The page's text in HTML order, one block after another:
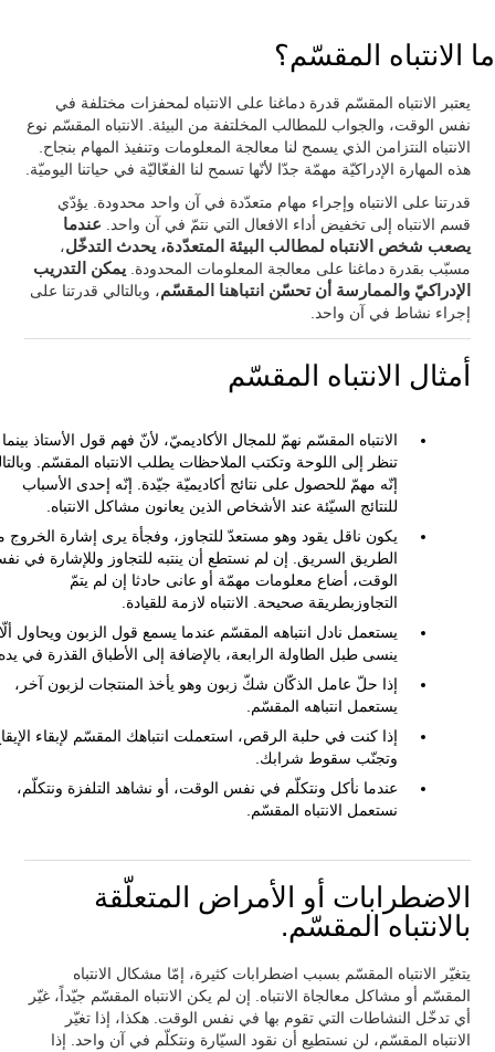
ما الانتباه المقسّم؟
يعتبر الانتباه المقسّم قدرة دماغنا على الانتباه لمحفزات مختلفة في
نفس الوقت، والجواب للمطالب المخلتفة من البيئة. الانتباه المقسّم نوع
الانتباه النتزامن الذي يسمح لنا معالجة المعلومات وتنفيذ المهام بنجاح.
هذه المهارة الإدراكيّة مهمّة جدّا لأنّها تسمح لنا الفعّاليّة في حياتنا اليوميّة.
قدرتنا على الانتباه وإجراء مهام متعدّدة في آن واحد محدودة. يؤدّي
قسم الانتباه إلى تخفيض أداء الافعال التي نتمّ في آن واحد. عندما
يصعب شخص الانتباه لمطالب البيئة المتعدّدة، يحدث التدخّل،
مسبّب بقدرة دماغنا على معالجة المعلومات المحدودة.يمكن التدريب
الإدراكيّ والممارسة أن تحسّن انتباهنا المقسّم، وبالتالي قدرتنا على
إجراء نشاط في آن واحد.
أمثال الانتباه المقسّم
الانتباه المقسّم نهمّ للمجال الأكاديميّ، لأنّ فهم قول الأستاذ بينما
تنظر إلى اللوحة وتكتب الملاحظات يطلب الانتباه المقسّم.
إنّه مهمّ للحصول على نتائج أكاديميّة جيّدة. إنّه إحدى الأسباب
للنتائج السيّئة عند الأشخاص الذين يعانون مشاكل الانتباه.
يكون ناقل يقود وهو مستعدّ للتجاوز، وفجأة يرى إشارة الخروج
الطريق السريق. إن لم نستطع أن ينتبه للتجاوز وللإشارة في
الوقت، أضاع معلومات مهمّة أو عانى حادثا إن لم يتمّ
التجاوزبطريقة صحيحة. الانتباه لازمة للقيادة.
يستعمل نادل انتباهه المقسّم عندما يسمع قول الزبون ويحاول ألّا
ينسى طبل الطاولة الرابعة، بالإضافة إلى الأطباق القذرة في
إذا حلّ عامل الذكّان شكّ زبون وهو يأخذ المنتجات لزبون آخر،
يستعمل انتباهه المقسّم.
إذا كنت في حلبة الرقص، استعملت انتباهك المقسّم لإبقاء
وتجنّب سقوط شرابك.
عندما نأكل ونتكلّم في نفس الوقت، أو نشاهد التلفزة ونتكلّم،
نستعمل الانتباه المقسّم.
الاضطرابات أو الأمراض المتعلّقة
بالانتباه المقسّم.
يتغيّر الانتباه المقسّم بسبب اضطرابات كثيرة، إمّا مشكال الانتباه
المقسّم أو مشاكل معالجاة الانتباه. إن لم يكن الانتباه المقسّم جيّداً، غيّر
أي تدخّل النشاطات التي تقوم بها في نفس الوقت. هكذا، إذا تغيّر
الانتباه المقسّم، لن نستطيع أن نقود السيّارة ونتكلّم في آن واحد. إذا